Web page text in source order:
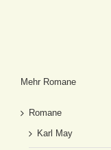
Mehr Romane
Romane
Karl May